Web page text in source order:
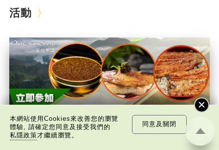
活動
本網站使用Cookies來改善您的瀏覽
體驗, 請確定您同意及接受我們的
私隱政策才繼續瀏覽。
同意及關閉